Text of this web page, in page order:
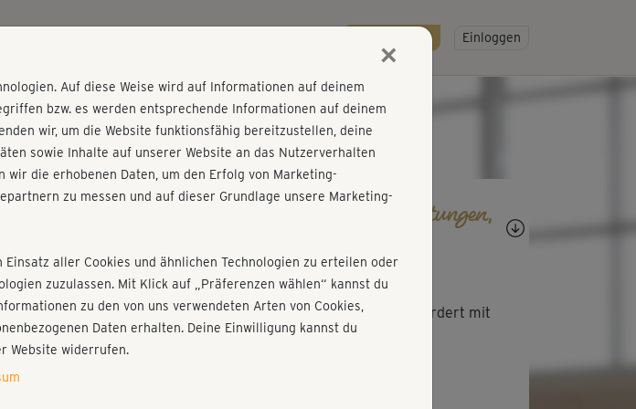
Gratis testen! Einloggen
Fragen, Antworten, Bewertungen,
D
Dorothee402
man kommt gut mit und wird gefordert mit
Spaß!
×
Auf diese Weise wird auf Informationen auf deinem
bzw. es werden entsprechende Informationen auf deinem
wir, um die Website funktionsfähig bereitzustellen, deine
sowie Inhalte auf unserer Website an das Nutzerverhalten
die erhobenen Daten, um den Erfolg von Marketing-
zu messen und auf dieser Grundlage unsere Marketing-
aller Cookies und ähnlichen Technologien zu erteilen oder
zuzulassen. Mit Klick auf „Präferenzen wählen“ kannst du
zu den von uns verwendeten Arten von Cookies,
Daten erhalten. Deine Einwilligung kannst du
Website widerrufen.